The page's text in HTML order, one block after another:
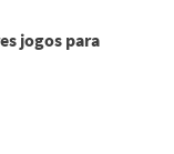
jogos para